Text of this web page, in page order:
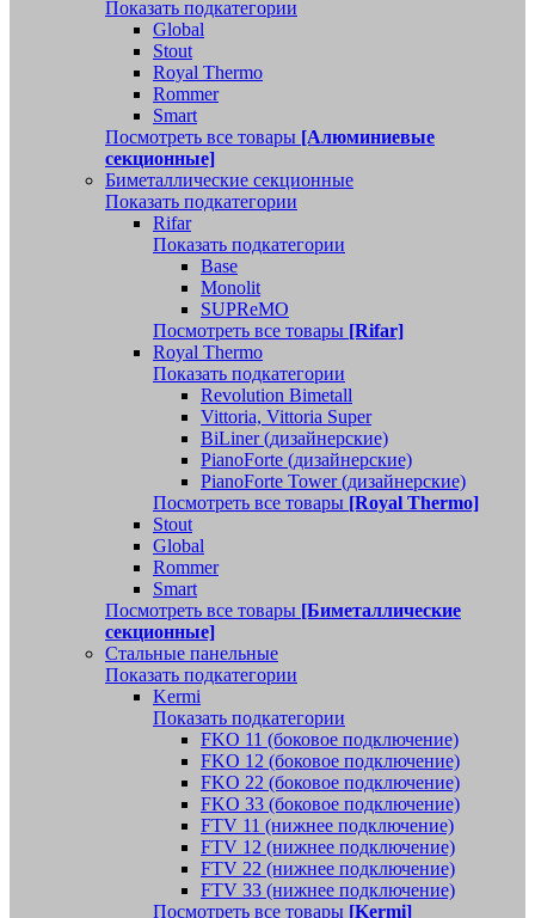
Показать подкатегории
Global
Stout
Royal Thermo
Rommer
Smart
Посмотреть все товары [Алюминиевые
секционные]
Биметаллические секционные
Показать подкатегории
Rifar
Показать подкатегории
Base
Monolit
SUPReMO
Посмотреть все товары [Rifar]
Royal Thermo
Показать подкатегории
Revolution Bimetall
Vittoria, Vittoria Super
BiLiner (дизайнерские)
PianoForte (дизайнерские)
PianoForte Tower (дизайнерские)
Посмотреть все товары [Royal Thermo]
Stout
Global
Rommer
Smart
Посмотреть все товары [Биметаллические
секционные]
Стальные панельные
Показать подкатегории
Kermi
Показать подкатегории
FKO 11 (боковое подключение)
FKO 12 (боковое подключение)
FKO 22 (боковое подключение)
FKO 33 (боковое подключение)
FTV 11 (нижнее подключение)
FTV 12 (нижнее подключение)
FTV 22 (нижнее подключение)
FTV 33 (нижнее подключение)
Посмотреть все товары [Kermi]